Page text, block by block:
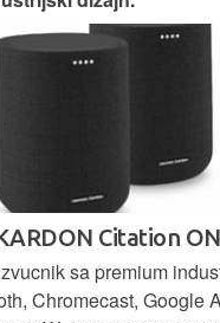
Citation
sa premium
Chromecast, Google